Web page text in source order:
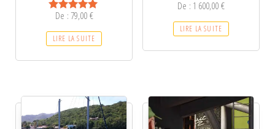
Note
sur 5
De : 79,00€
LIRE LA SUITE
De : 1 600,00€
LIRE LA SUITE